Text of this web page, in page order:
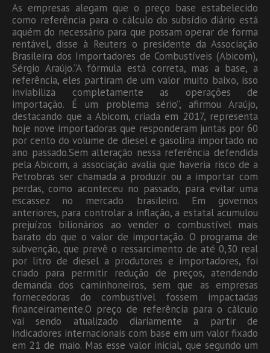
As empresas alegam que o preço base estabelecido
como referência para o cálculo do subsídio diário está
aquém do necessário para que possam operar de forma
rentável, disse à Reuters o presidente da Associação
Brasileira dos Importadores de Combustíveis (Abicom),
Sérgio Araújo.”A fórmula está correta, mas a base, a
referência, eles partiram de um valor muito baixo, isso
inviabiliza completamente as operações de
importação. É um problema sério”, afirmou Araújo,
destacando que a Abicom, criada em 2017, representa
hoje nove importadoras que responderam juntas por 60
por cento do volume de diesel e gasolina importado no
ano passado.Sem alteração nessa referência defendida
pela Abicom, a associação avalia que haveria risco de a
Petrobras ser chamada a produzir ou a importar com
perdas, como aconteceu no passado, para evitar uma
escassez no mercado brasileiro. Em governos
anteriores, para controlar a inflação, a estatal acumulou
prejuízos bilionários ao vender o combustível mais
barato do que o valor de importação. O programa de
subvenção, que prevê o ressarcimento de até 0,30 real
por litro de diesel a produtores e importadores, foi
criado para permitir redução de preços, atendendo
demanda dos caminhoneiros, sem que as empresas
fornecedoras do combustível fossem impactadas
financeiramente.O preço de referência para o cálculo
vai sendo atualizado diariamente a partir de
indicadores internacionais com base em um valor fixado
em 21 de maio. Mas esse valor inicial, que segundo um